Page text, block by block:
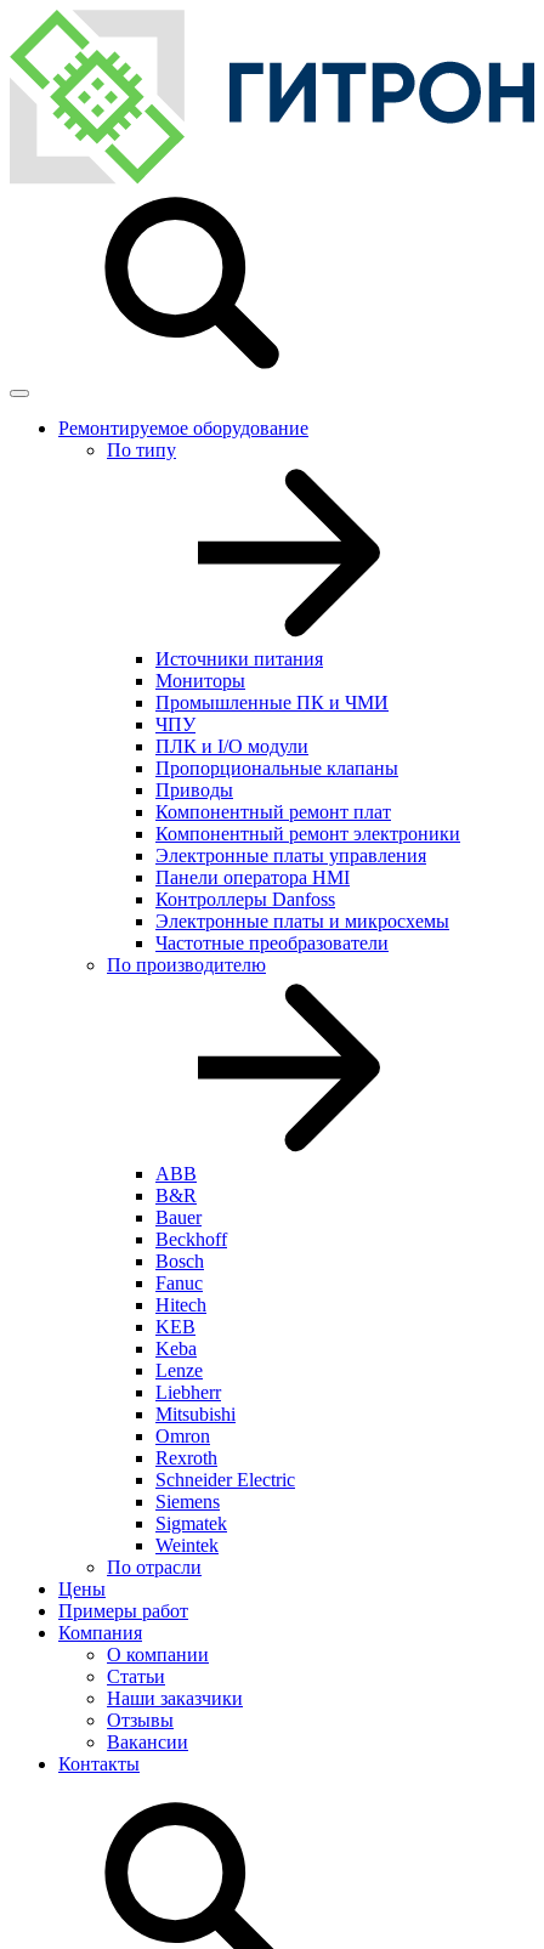
Ремонтируемое оборудование
По типу
Источники питания
Мониторы
Промышленные ПК и ЧМИ
ЧПУ
ПЛК и I/O модули
Пропорциональные клапаны
Приводы
Компонентный ремонт плат
Компонентный ремонт электроники
Электронные платы управления
Панели оператора HMI
Контроллеры Danfoss
Электронные платы и микросхемы
Частотные преобразователи
По производителю
ABB
B&R
Bauer
Beckhoff
Bosch
Fanuc
Hitech
KEB
Keba
Lenze
Liebherr
Mitsubishi
Omron
Rexroth
Schneider Electric
Siemens
Sigmatek
Weintek
По отрасли
Цены
Примеры работ
Компания
О компании
Статьи
Наши заказчики
Отзывы
Вакансии
Контакты